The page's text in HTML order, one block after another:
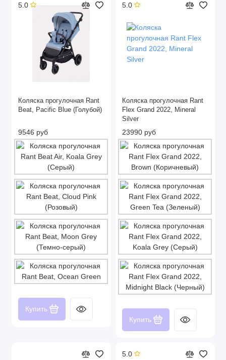
5.0
Коляска прогулочная Rant
Beat, Pacific Blue (Голубой)
9546 руб
Купить
5.0
Коляска прогулочная Rant
Flex Grand 2022, Mineral
Silver
23990 руб
Купить
5.0